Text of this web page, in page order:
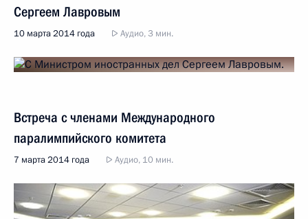
Сергеем Лавровым
10 марта 2014 года Аудио, 3 мин.
Встреча с членами Международного
паралимпийского комитета
7 марта 2014 года Аудио, 10 мин.